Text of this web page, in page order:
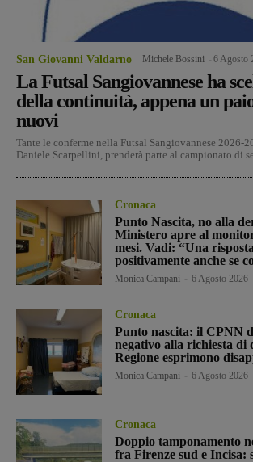
San Giovanni Valdarno Michele Bossini 6 Agosto
La Futsal Sangiovannese ha
della continuità, appena un
nuovi
Tante le conferme nella Futsal Sangiovannese 2026-
Daniele Scarpellini, prenderà parte al campionato di
Cronaca
Punto Nascita, no alla
Ministero apre al
mesi. Vadi: “Una
positivamente anche se
Monica Campani 6 Agosto 2026
Cronaca
Punto nascita: il CPNN
negativo alla richiesta di
Regione esprimono
Monica Campani 6 Agosto 2026
Cronaca
Doppio tamponamento
fra Firenze sud e Incisa: